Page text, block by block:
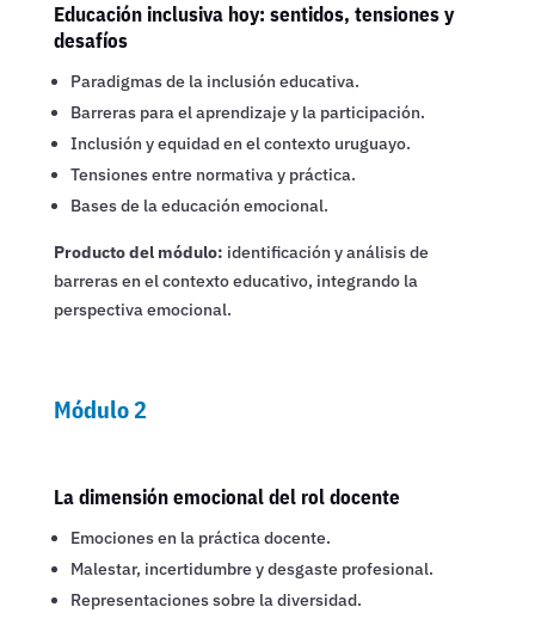
Educación inclusiva hoy: sentidos, tensiones y
desafíos
Paradigmas de la inclusión educativa.
Barreras para el aprendizaje y la participación.
Inclusión y equidad en el contexto uruguayo.
Tensiones entre normativa y práctica.
Bases de la educación emocional.
Producto del módulo: identificación y análisis de
barreras en el contexto educativo, integrando la
perspectiva emocional.
Módulo 2
La dimensión emocional del rol docente
Emociones en la práctica docente.
Malestar, incertidumbre y desgaste profesional.
Representaciones sobre la diversidad.